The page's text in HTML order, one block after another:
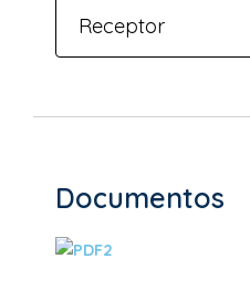
Receptor
Documentos